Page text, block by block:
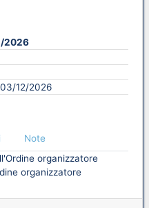
2026
12/2026
Note
organizzatore
organizzatore